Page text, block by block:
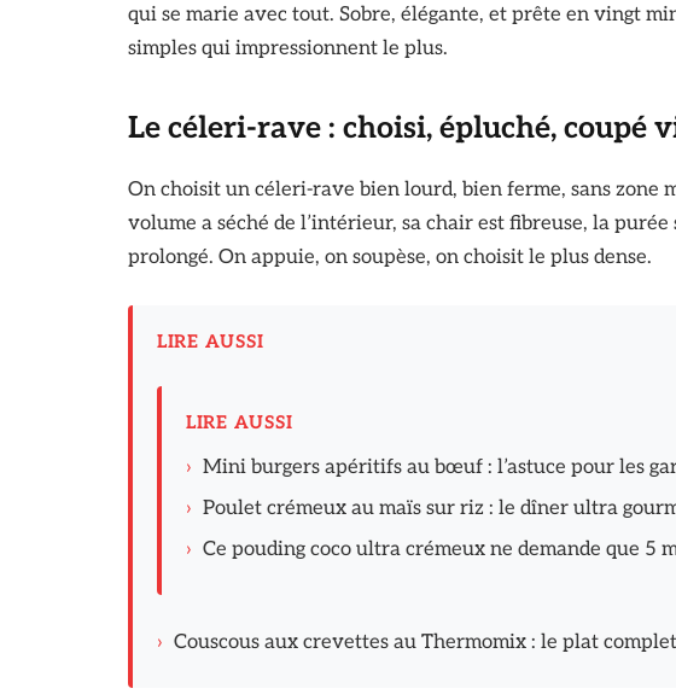
qui se marie avec tout. Sobre, élégante, et prête en vingt
simples qui impressionnent le plus.
Le céleri-rave : choisi, épluché, coupé
On choisit un céleri-rave bien lourd, bien ferme, sans zone
volume a séché de l’intérieur, sa chair est fibreuse, la
prolongé. On appuie, on soupèse, on choisit le plus dense.
LIRE AUSSI
LIRE AUSSI
› Mini burgers apéritifs au bœuf : l’astuce pour les
› Poulet crémeux au maïs sur riz : le dîner ultra
› Ce pouding coco ultra crémeux ne demande que 5
› Couscous aux crevettes au Thermomix : le plat